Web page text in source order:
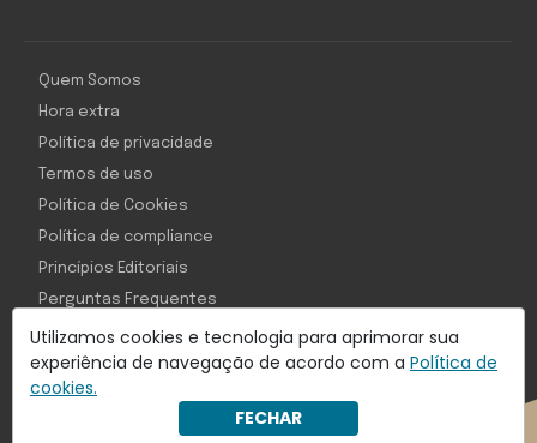
Utilizamos cookies e tecnologia para aprimorar sua
experiência de navegação de acordo com a Política de
cookies.
FECHAR
Com inteligência e tecnologia:
Object1ve - Marketing Solution
Quem Somos
Hora extra
Política de privacidade
Termos de uso
Política de Cookies
Política de compliance
Princípios Editoriais
Perguntas Frequentes